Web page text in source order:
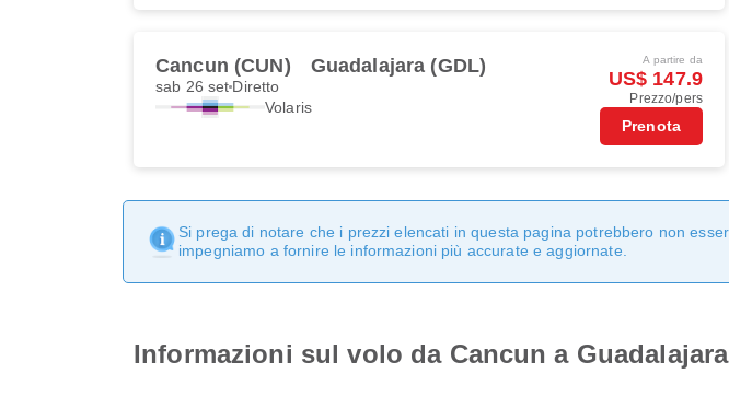
Cancun (CUN) Guadalajara (GDL)
sab 26 set Diretto
Volaris
A partire da
US$ 147.9
Prezzo/pers
Prenota
Si prega di notare che i prezzi elencati in questa pagina potrebbero non
impegniamo a fornire le informazioni più accurate e aggiornate.
Informazioni sul volo da Cancun a Guadalajara